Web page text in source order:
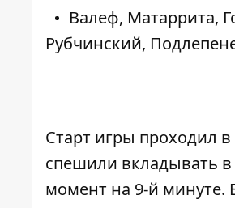
Валеф, Матаррита,
Рубчинский,
Старт игры проходил
спешили вкладывать
момент на 9-й минуте.